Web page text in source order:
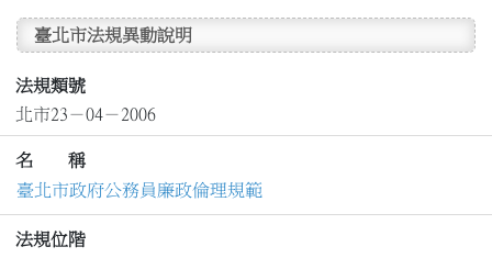
臺北市法規異動說明
法規類號
北市23－04－2006
名 稱
臺北市政府公務員廉政倫理規範
法規位階